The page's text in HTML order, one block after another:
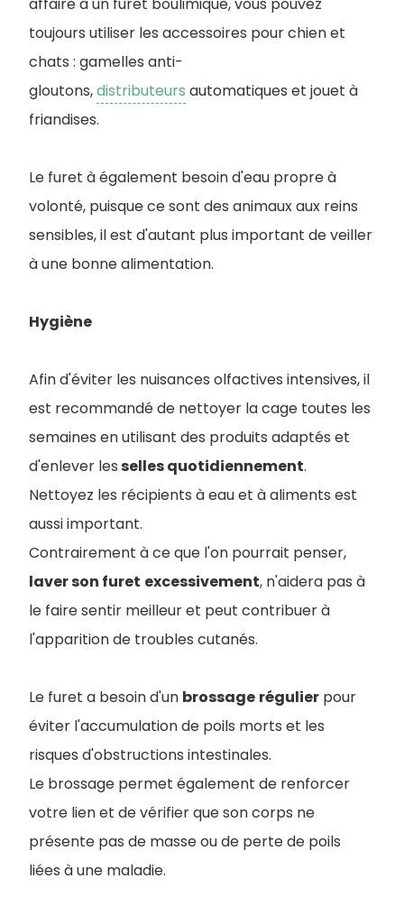
affaire à un furet boulimique, vous pouvez
toujours utiliser les accessoires pour chien et
chats : gamelles anti-
gloutons,distributeurs automatiques et jouet à
friandises.
Le furet à également besoin d'eau propre à
volonté, puisque ce sont des animaux aux reins
sensibles, il est d'autant plus important de veiller
à une bonne alimentation.
Hygiène
Afin d'éviter les nuisances olfactives intensives, il
est recommandé de nettoyer la cage toutes les
semaines en utilisant des produits adaptés et
d'enlever lesselles quotidiennement.
Nettoyez les récipients à eau et à aliments est
aussi important.
Contrairement à ce que l'on pourrait penser,
laver son furet excessivement, n'aidera pas à
le faire sentir meilleur et peut contribuer à
l'apparition de troubles cutanés.
Le furet a besoin d'un brossage régulier pour
éviter l'accumulation de poils morts et les
risques d'obstructions intestinales.
Le brossage permet également de renforcer
votre lien et de vérifier que son corps ne
présente pas de masse ou de perte de poils
liées à une maladie.